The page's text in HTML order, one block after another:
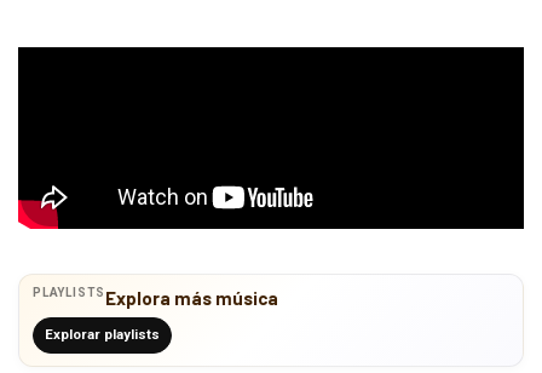
PLAYLISTS Explora más música
Explorar playlists